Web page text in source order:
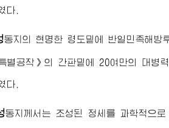
다.
동지의 현명한 령도밑에 반일민족해방
별공작》의 간판밑에 20여만의 대병
다.
동지 께서는 조성된 정세를 과학적으